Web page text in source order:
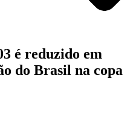
é reduzido em
do Brasil na copa